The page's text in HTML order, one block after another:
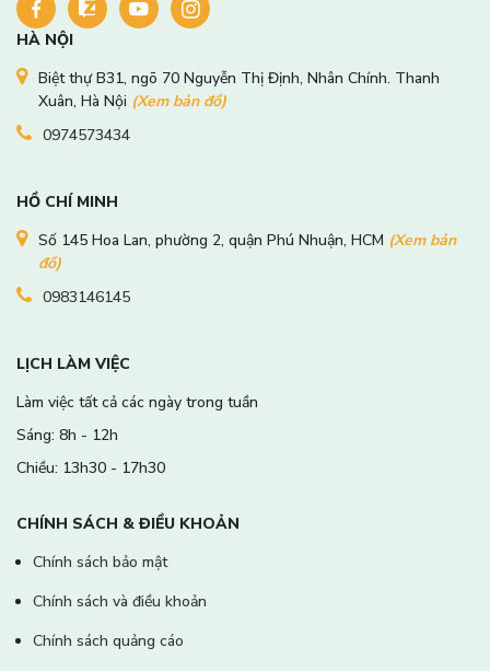
HÀ NỘI
Biệt thự B31, ngõ 70 Nguyễn Thị Định, Nhân Chính. Thanh
Xuân, Hà Nội (Xem bản đồ)
0974573434
HỒ CHÍ MINH
Số 145 Hoa Lan, phường 2, quận Phú Nhuận, HCM (Xem bản
đồ)
0983146145
LỊCH LÀM VIỆC
Làm việc tất cả các ngày trong tuần
Sáng: 8h - 12h
Chiều: 13h30 - 17h30
CHÍNH SÁCH & ĐIỀU KHOẢN
Chính sách bảo mật
Chính sách và điều khoản
Chính sách quảng cáo